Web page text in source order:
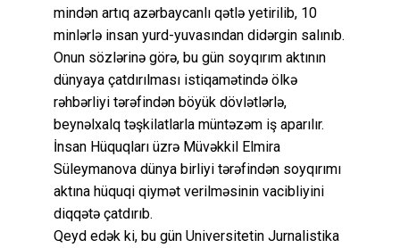
mindən artıq azərbaycanlı qətlə yetirilib, 10
minlərlə insan yurd-yuvasından didərgin salınıb.
Onun sözlərinə görə, bu gün soyqırım aktının
dünyaya çatdırılması istiqamətində ölkə
rəhbərliyi tərəfindən böyük dövlətlərlə,
beynəlxalq təşkilatlarla müntəzəm iş aparılır.
İnsan Hüquqları üzrə Müvəkkil Elmira
Süleymanova dünya birliyi tərəfindən soyqırımı
aktına hüquqi qiymət verilməsinin vacibliyini
diqqətə çatdırıb.
Qeyd edək ki, bu gün Universitetin Jurnalistika